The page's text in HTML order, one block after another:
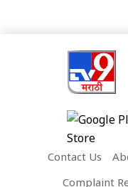
Contact Us
Complaint